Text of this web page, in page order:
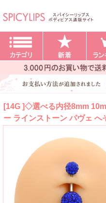
[14G ]◇選べる内径8mm
ー ラインストーン パヴェ